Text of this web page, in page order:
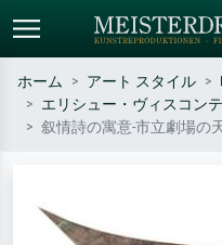
標準検索
ホーム アート スタイル
エリシュー・ヴィスコン
叙情詩の寓意-市立劇場の